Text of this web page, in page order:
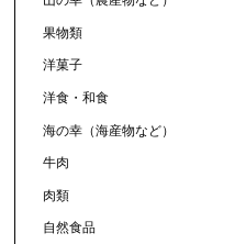
果物類
洋菓子
洋食・和食
海の幸（海産物など）
牛肉
肉類
自然食品